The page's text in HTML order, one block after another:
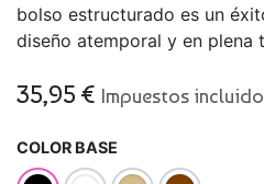
bolso estructurado es un
diseño atemporal y en plena
35,95 € Impuestos
COLOR BASE